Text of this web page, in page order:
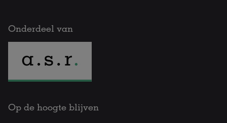
Onderdeel van
Op de hoogte blijven